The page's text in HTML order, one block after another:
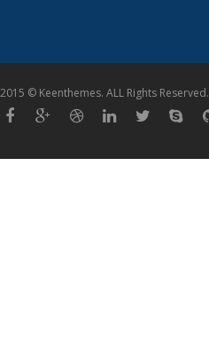
2015 © Keenthemes. ALL Rights Reserved.